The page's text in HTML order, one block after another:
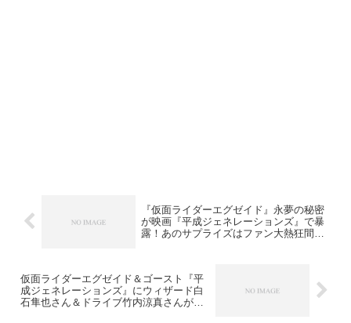
『仮面ライダーエグゼイド』永夢の秘密
が映画『平成ジェネレーションズ』で暴
露！あのサプライズはファン大熱狂間違
仮面ライダーエグゼイド＆ゴースト『平
成ジェネレーションズ』にウィザード白
石隼也さん＆ドライブ竹内涼真さんが出